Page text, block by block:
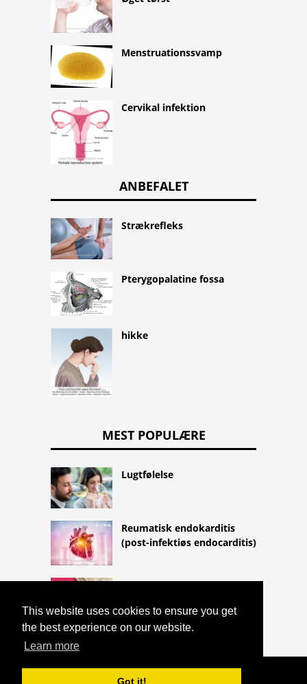
This website uses cookies to ensure you get
the best experience on our website.
Learn more
Got it!
Menstruationssvamp
Cervikal infektion
ANBEFALET
Strækrefleks
Pterygopalatine fossa
hikke
MEST POPULÆRE
Lugtfølelse
Reumatisk endokarditis
(post-infektiøs endocarditis)
Kondomer
COPYRIGHT 2026 HTTPS://CQLIFE.NET